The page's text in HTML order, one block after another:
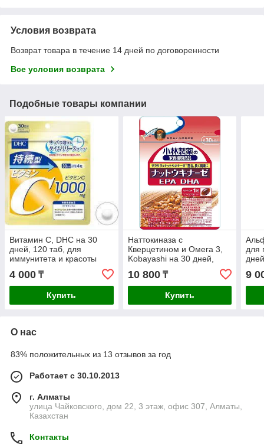
Условия возврата
Возврат товара в течение 14 дней по договоренности
Все условия возврата
Подобные товары компании
Витамин С, DHC на 30
дней, 120 таб, для
иммунитета и красоты
4 000 ₸
Купить
Наттокиназа с
Кверцетином и Омега 3,
Kobayashi на 30 дней,
укрепление сердца,
улучшение памяти,
антиоксидант
10 800₸
Купить
для
9
О нас
83% положительных из 13 отзывов за год
Работает с 30.10.2013
г. Алматы
улица Чайковского, дом 22, 3 этаж, офис 307, Алматы,
Казахстан
Контакты